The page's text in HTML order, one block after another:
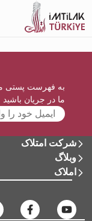
به فهرست پستی ما
ما در جریان باشید
شرکت امتلاک
وبلاگ
املاک